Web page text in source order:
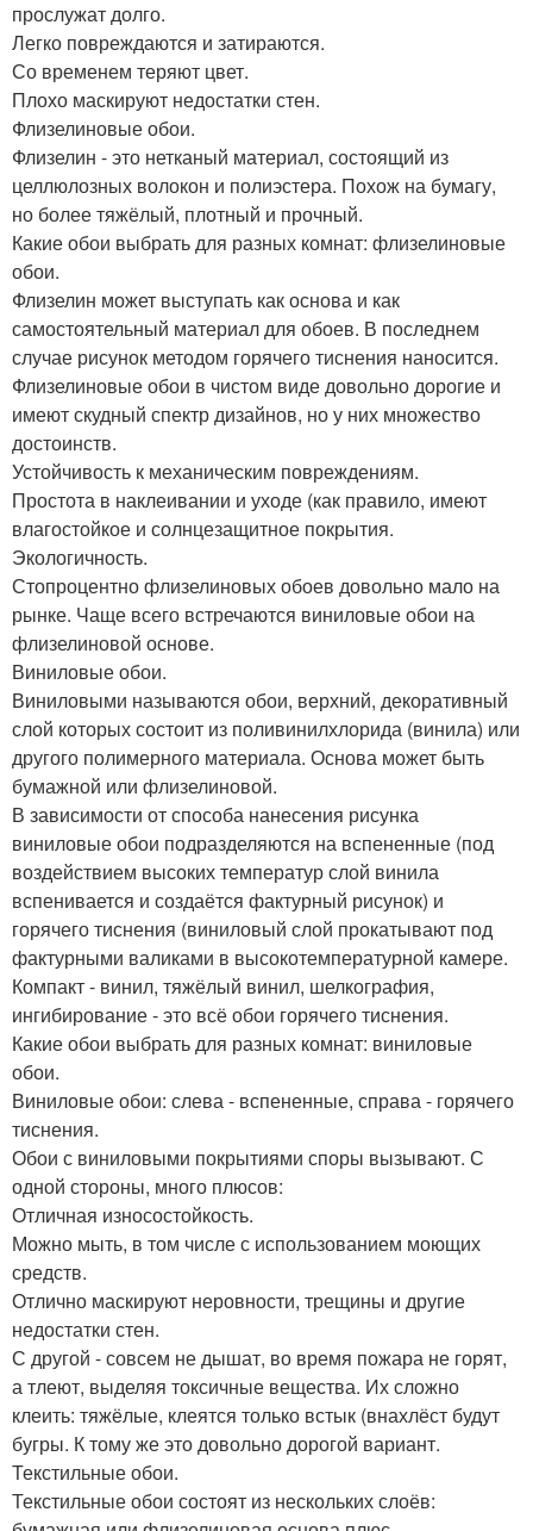
прослужат долго.
Легко повреждаются и затираются.
Со временем теряют цвет.
Плохо маскируют недостатки стен.
Флизелиновые обои.
Флизелин - это нетканый материал, состоящий из
целлюлозных волокон и полиэстера. Похож на бумагу,
но более тяжёлый, плотный и прочный.
Какие обои выбрать для разных комнат: флизелиновые
обои.
Флизелин может выступать как основа и как
самостоятельный материал для обоев. В последнем
случае рисунок методом горячего тиснения наносится.
Флизелиновые обои в чистом виде довольно дорогие и
имеют скудный спектр дизайнов, но у них множество
достоинств.
Устойчивость к механическим повреждениям.
Простота в наклеивании и уходе (как правило, имеют
влагостойкое и солнцезащитное покрытия.
Экологичность.
Стопроцентно флизелиновых обоев довольно мало на
рынке. Чаще всего встречаются виниловые обои на
флизелиновой основе.
Виниловые обои.
Виниловыми называются обои, верхний, декоративный
слой которых состоит из поливинилхлорида (винила) или
другого полимерного материала. Основа может быть
бумажной или флизелиновой.
В зависимости от способа нанесения рисунка
виниловые обои подразделяются на вспененные (под
воздействием высоких температур слой винила
вспенивается и создаётся фактурный рисунок) и
горячего тиснения (виниловый слой прокатывают под
фактурными валиками в высокотемпературной камере.
Компакт - винил, тяжёлый винил, шелкография,
ингибирование - это всё обои горячего тиснения.
Какие обои выбрать для разных комнат: виниловые
обои.
Виниловые обои: слева - вспененные, справа - горячего
тиснения.
Обои с виниловыми покрытиями споры вызывают. С
одной стороны, много плюсов:
Отличная износостойкость.
Можно мыть, в том числе с использованием моющих
средств.
Отлично маскируют неровности, трещины и другие
недостатки стен.
С другой - совсем не дышат, во время пожара не горят,
а тлеют, выделяя токсичные вещества. Их сложно
клеить: тяжёлые, клеятся только встык (внахлёст будут
бугры. К тому же это довольно дорогой вариант.
Текстильные обои.
Текстильные обои состоят из нескольких слоёв: